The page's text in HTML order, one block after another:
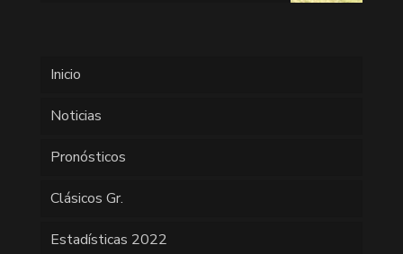
Inicio
Noticias
Pronósticos
Clásicos Gr.
Estadísticas 2022